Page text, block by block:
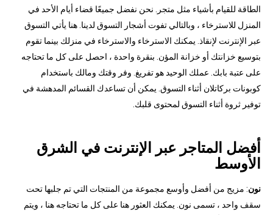
الطاقة للقيام بأشياء مثل متجر. نحن نفضل جميعًا قضاء أيام الأحد في
المنزل للاسترخاء ، وبالتالي تفوت أشجار التسوق لدينا. هنا يأتي التسوق
عبر الإنترنت لإنقاذ. يمكنك الاسترخاء والاسترخاء في منزلك بينما تقوم
بتوسيع خزانتك أو خزانة المؤن. بنقرة واحدة ، احصل على كل ما تحتاجه
على عتبة بابك. عملك الوحيد هو تفريغ. وفر وقتك ومالك باستخدام
كوبونات بركاتلان أثناء التسوق. يمكن أن تساعدك القسائم المدهشة في
توفير ثروة أثناء التسوق لمحتوى قلبك.
أفضل المتاجر عبر الإنترنت في الشرق
الأوسط
نون: مزيج من أفضل وأوسع مجموعة من المنتجات التي تم جلبها تحت
سقف واحد ، تسمى نون. يمكنك العثور هنا على كل ما تحتاجه هنا ، ويتم